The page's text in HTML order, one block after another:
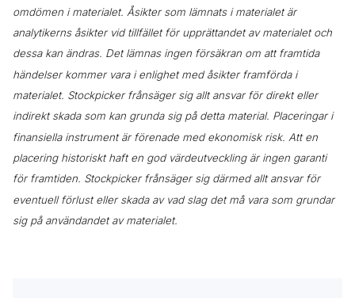
omdömen i materialet. Åsikter som lämnats i materialet är
analytikerns åsikter vid tillfället för upprättandet av materialet och
dessa kan ändras. Det lämnas ingen försäkran om att framtida
händelser kommer vara i enlighet med åsikter framförda i
materialet. Stockpicker frånsäger sig allt ansvar för direkt eller
indirekt skada som kan grunda sig på detta material. Placeringar i
finansiella instrument är förenade med ekonomisk risk. Att en
placering historiskt haft en god värdeutveckling är ingen garanti
för framtiden. Stockpicker frånsäger sig därmed allt ansvar för
eventuell förlust eller skada av vad slag det må vara som grundar
sig på användandet av materialet.